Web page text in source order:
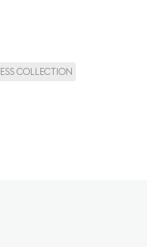
COLLECTION